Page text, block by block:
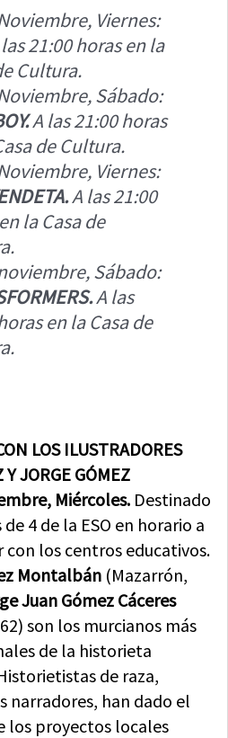
Viernes:
21:00 horas en la
Cultura.
Sábado:
.A las 21:00 horas
de Cultura.
Viernes:
A las 21:00
la Casa de
Sábado:
A las
en la Casa de
LOS ILUSTRADORES
JORGE GÓMEZ
Miércoles. Destinado
4 de la ESO en horario a
los centros educativos.
Montalbán (Mazarrón,
Juan Gómez Cáceres
son los murcianos más
de la historieta
de raza,
narradores, han dado el
los proyectos locales